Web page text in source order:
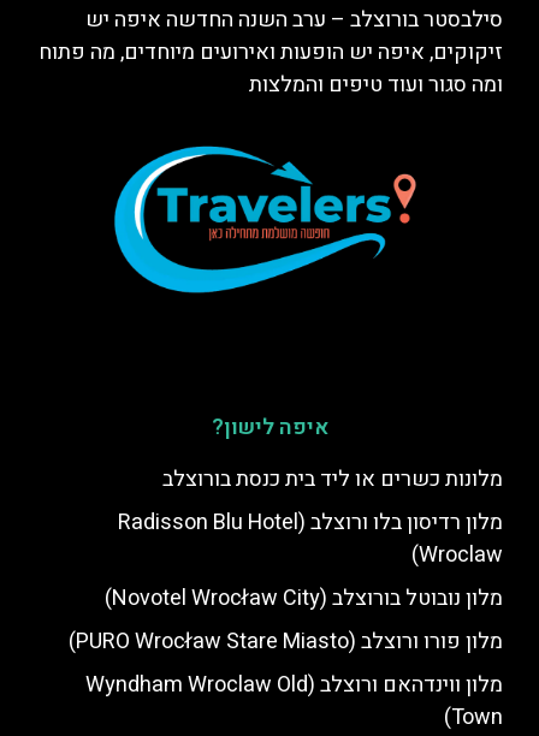
סילבסטר בורוצלב – ערב השנה החדשה איפה יש
זיקוקים, איפה יש הופעות ואירועים מיוחדים, מה פתוח
ומה סגור ועוד טיפים והמלצות
איפה לישון?
מלונות כשרים או ליד בית כנסת בורוצלב
מלון רדיסון בלו ורוצלב (Radisson Blu Hotel
Wroclaw)
מלון נובוטל בורוצלב (Novotel Wrocław City)
מלון פורו ורוצלב (PURO Wrocław Stare Miasto)
מלון ווינדהאם ורוצלב (Wyndham Wroclaw Old
Town)